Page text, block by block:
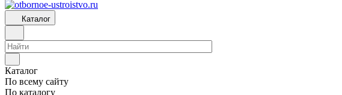
Каталог
Каталог
По всему сайту
По каталогу